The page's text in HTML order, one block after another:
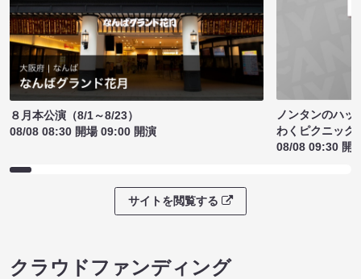
８月本公演（8/1～8/23）
08/08 08:30 開場 09:00 開演
ノンタンのハッ
わくピクニック
08/08 09:30 開
サイトを閲覧する
クラウドファンディング